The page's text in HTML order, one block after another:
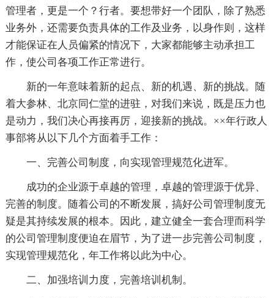
管理者，更是一个？行者。要想带好一个团队，除了熟悉
业务外，还需要负责具体的工作及业务，以身作则，这样
才能保证在人员偏紧的情况下，大家都能够主动承担工
作，使公司各项工作正常进行。
新的一年意味着新的起点、新的机遇、新的挑战。随
着大参林、北京同仁堂的进驻，对我们来说，既是压力也
是动力，我们决心再接再厉，迎接新的挑战。××年行政人
事部将从以下几个方面着手工作：
一、完善公司制度，向实现管理规范化进军。
成功的企业源于卓越的管理，卓越的管理源于优异、
完善的制度。随着公司的不断发展，搞好公司管理制度无
疑是其持续发展的根本。因此，建立健全一套合理而科学
的公司管理制度便迫在眉节，为了进一步完善公司制度，
实现管理规范化，年工作将以此为中心。
二、加强培训力度，完善培训机制。